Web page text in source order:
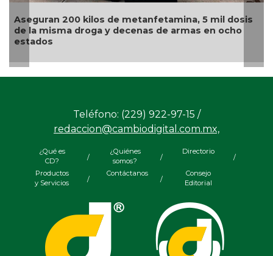
200 kilos de metanfetamina, 5 mil dosis
la misma droga y decenas de armas en ocho
Teléfono: (229) 922-97-15 /
redaccion@cambiodigital.com.mx,
¿Qué es
CD?
/
¿Quiénes
somos?
/
Directorio
/
Productos
y Servicios
/
Contáctanos
/
Consejo
Editorial